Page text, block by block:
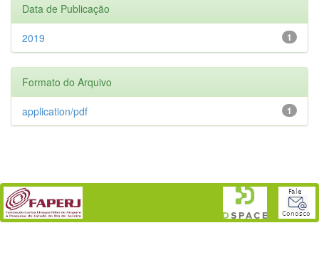
Data de Publicação
1
2019
Formato do Arquivo
1
application/pdf